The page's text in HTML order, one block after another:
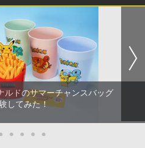
ルドのサマーチャンスバッグ
してみた！
● ● ● ●